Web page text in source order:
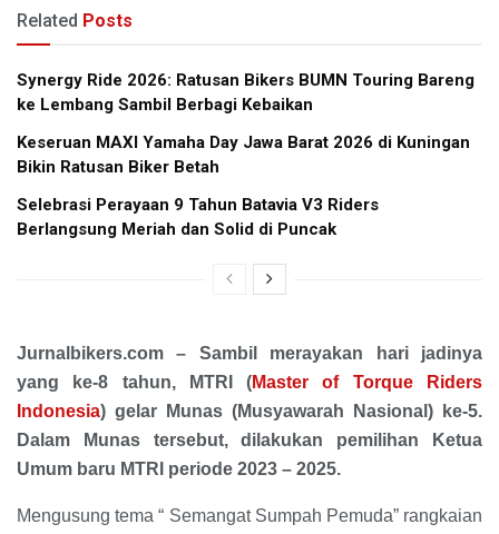
Related Posts
Synergy Ride 2026: Ratusan Bikers BUMN Touring Bareng
ke Lembang Sambil Berbagi Kebaikan
Keseruan MAXI Yamaha Day Jawa Barat 2026 di Kuningan
Bikin Ratusan Biker Betah
Selebrasi Perayaan 9 Tahun Batavia V3 Riders
Berlangsung Meriah dan Solid di Puncak
Jurnalbikers.com – Sambil merayakan hari jadinya
yang ke-8 tahun, MTRI (Master of Torque Riders
Indonesia) gelar Munas (Musyawarah Nasional) ke-5.
Dalam Munas tersebut, dilakukan pemilihan Ketua
Umum baru MTRI periode 2023 – 2025.
Mengusung tema “ Semangat Sumpah Pemuda” rangkaian